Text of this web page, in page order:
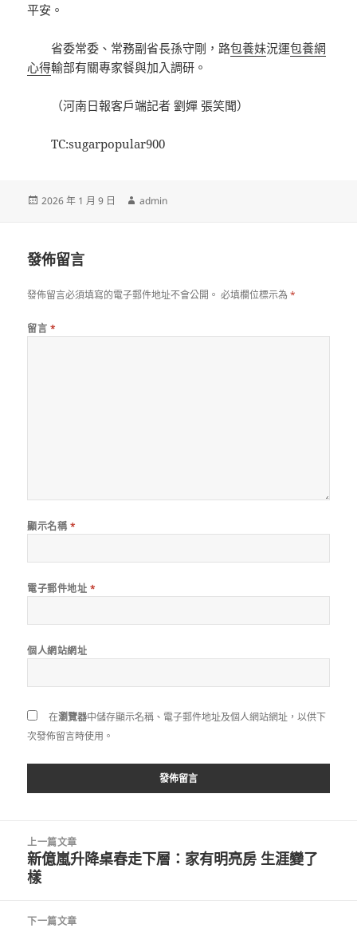
平安。
省委常委、常務副省長孫守剛，路包養妹況運包養網
心得輸部有關專家餐與加入調研。
（河南日報客戶端記者 劉嬋 張笑聞）
TC:sugarpopular900
發
2026 年 1 月 9 日
作
admin
發佈留言
發佈留言必須填寫的電子郵件地址不會公開。 必填欄位標示為*
留言 *
顯示名稱 *
電子郵件地址 *
個人網站網址
在瀏覽器中儲存顯示名稱、電子郵件地址及個人網站網址，以供下
次發佈留言時使用。
上一篇文章
上
一
文
新億嵐升降桌春走下層：家有明亮房 生涯變了
樣
下一篇文章